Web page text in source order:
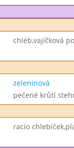
chléb,vajíčková
zeleninová
pečené krůtí
racio